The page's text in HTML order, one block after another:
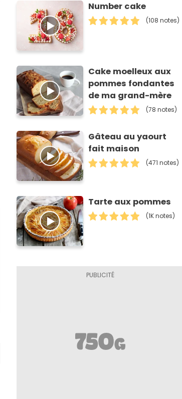
Number cake
(108 notes)
Cake moelleux aux
pommes fondantes
de ma grand-mère
(78 notes)
Gâteau au yaourt
fait maison
(471 notes)
Tarte aux pommes
(1K notes)